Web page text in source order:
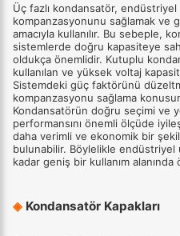
Üç fazlı kondansatör,
kompanzasyonunu sağlamak ve
amacıyla kullanılır. Bu sebeple,
sistemlerde doğru kapasiteye
oldukça önemlidir. Kutuplu
kullanılan ve yüksek voltaj
Sistemdeki güç faktörünü
kompanzasyonu sağlama
Kondansatörün doğru seçimi ve
performansını önemli ölçüde
daha verimli ve ekonomik bir
bulunabilir. Böylelikle endüstriyel
kadar geniş bir kullanım alanında
◈ Kondansatör Kapakları